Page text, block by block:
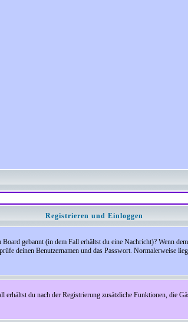
Registrieren und Einloggen
gebannt (in dem Fall erhältst du eine Nachricht)? Wenn
deinen Benutzernamen und das Passwort. Normalerweise
du nach der Registrierung zusätzliche Funktionen, die